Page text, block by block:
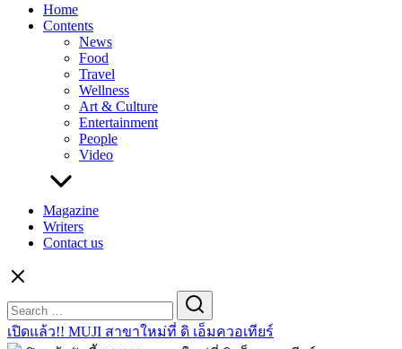
Home
Contents
News
Food
Travel
Wellness
Art & Culture
Entertainment
People
Video
Magazine
Writers
Contact us
for:
เปิดแล้ว!! MUJI สาขาใหม่ที่ ดิ เอ็มควอเทียร์